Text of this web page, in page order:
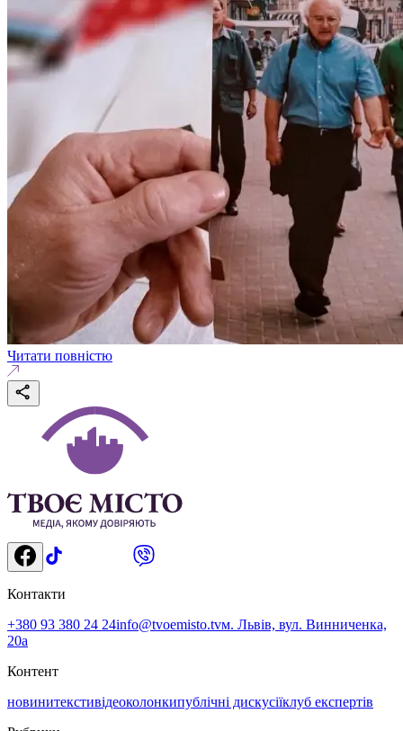
Читати повністю
Контакти
+380 93 380 24 24info@tvoemisto.tvм. Львів, вул. Винниченка,
20а
Контент
новинитекстивідеоколонкипублічні дискусіїклуб експертів